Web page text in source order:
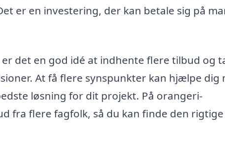
er en investering, der kan betale sig på
det en god idé at indhente flere tilbud og
At få flere synspunkter kan hjælpe dig
løsning for dit projekt. På orangeri-
fra flere fagfolk, så du kan finde den rigtige